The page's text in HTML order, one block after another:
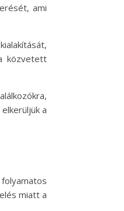
ami
közvetett
a
miatt a